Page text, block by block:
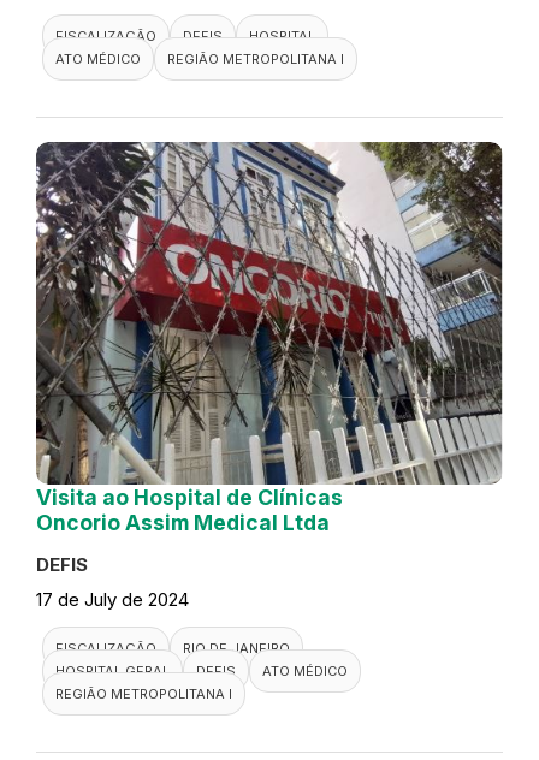
FISCALIZAÇÃO DEFIS
HOSPITAL
ATO MÉDICO
REGIÃO METROPOLITANA I
Visita ao Hospital de Clínicas
Oncorio Assim Medical Ltda
DEFIS
17 de July de 2024
FISCALIZAÇÃO
RIO DE JANEIRO
HOSPITAL GERAL
DEFIS
ATO MÉDICO
REGIÃO METROPOLITANA I